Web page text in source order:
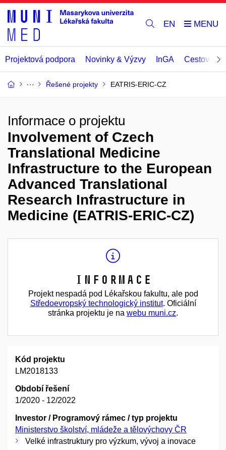
EN
Projektová podpora Novinky & Výzvy InGA Cestovní
Řešené projekty EATRIS-ERIC-CZ
Informace o projektu
Involvement of Czech
Translational Medicine
Infrastructure to the European
Advanced Translational
Research Infrastructure in
Medicine (EATRIS-ERIC-CZ)
Informace
Projekt nespadá pod Lékařskou fakultu, ale pod
Středoevropský technologický institut. Oficiální
stránka projektu je na webu muni.cz.
Kód projektu
LM2018133
Období řešení
1/2020 - 12/2022
Investor / Programový rámec / typ projektu
Ministerstvo školství, mládeže a tělovýchovy ČR
Velké infrastruktury pro výzkum, vývoj a inovace